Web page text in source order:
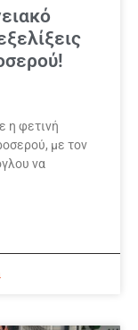
η φετινή
με τον
να